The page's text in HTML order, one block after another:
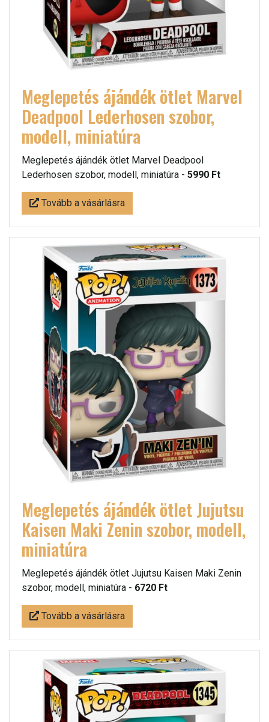
Meglepetés ájándék ötlet Marvel
Deadpool Lederhosen szobor,
modell, miniatúra
Meglepetés ájándék ötlet Marvel Deadpool
Lederhosen szobor, modell, miniatúra - 5990 Ft
Tovább a vásárlásra
Meglepetés ájándék ötlet Jujutsu
Kaisen Maki Zenin szobor, modell,
miniatúra
Meglepetés ájándék ötlet Jujutsu Kaisen Maki Zenin
szobor, modell, miniatúra - 6720 Ft
Tovább a vásárlásra